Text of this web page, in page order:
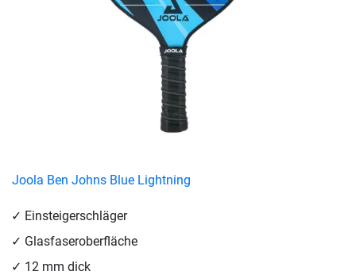
Joola Ben Johns Blue Lightning
Einsteigerschläger
Glasfaseroberfläche
12 mm dick